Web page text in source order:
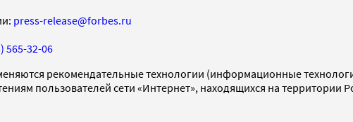
press-release@forbes.ru
565-32-06
рекомендательные технологии (информационные
пользователей сети «Интернет», находящихся на территории